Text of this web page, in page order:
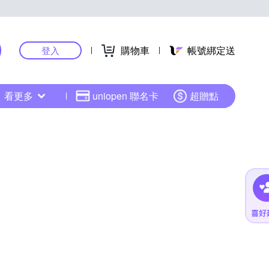
登入 購物車 帳號綁定送
看更多 uniopen 聯名卡 超贈點